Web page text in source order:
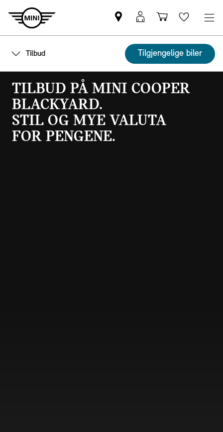
Find
MINI-
partner
Min
MINI-
pålogging
Indkøbskurv
Wishlist
Tilbud Tilgjengelige biler
TILBUD PÅ MINI COOPER
BLACKYARD.
STIL OG MYE VALUTA
FOR PENGENE.